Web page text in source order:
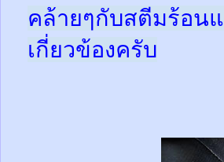
คล้ายๆกับสตีมร้อน
เกี่ยวข้องครับ